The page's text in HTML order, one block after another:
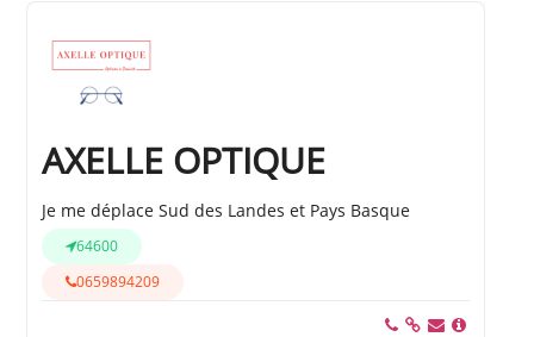
AXELLE OPTIQUE
Je me déplace Sud des Landes et Pays Basque
64600
0659894209